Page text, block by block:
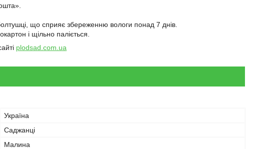
що сприяє збереженню вологи понад 7 днів.
і щільно паліється.
plodsad.com.ua
Україна
Саджанці
Малина